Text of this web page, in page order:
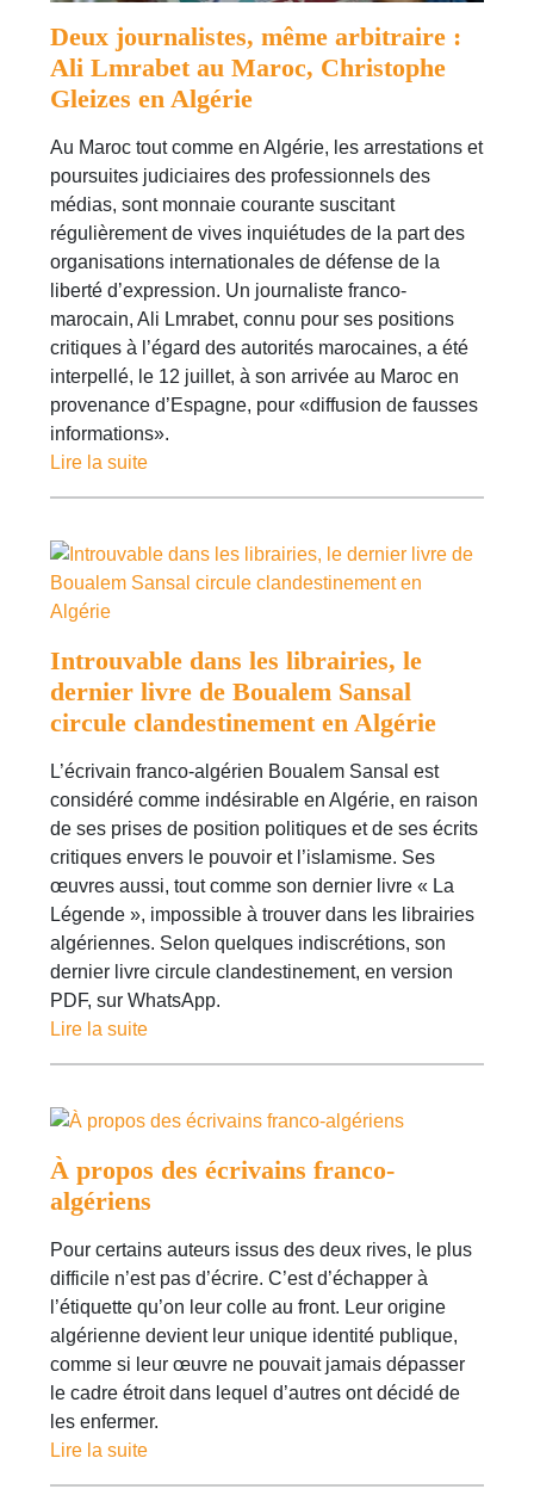
Deux journalistes, même arbitraire :
Ali Lmrabet au Maroc, Christophe
Gleizes en Algérie
Au Maroc tout comme en Algérie, les arrestations et
poursuites judiciaires des professionnels des
médias, sont monnaie courante suscitant
régulièrement de vives inquiétudes de la part des
organisations internationales de défense de la
liberté d’expression. Un journaliste franco-
marocain, Ali Lmrabet, connu pour ses positions
critiques à l’égard des autorités marocaines, a été
interpellé, le 12 juillet, à son arrivée au Maroc en
provenance d’Espagne, pour «diffusion de fausses
informations».
Lire la suite
Introuvable dans les librairies, le
dernier livre de Boualem Sansal
circule clandestinement en Algérie
L’écrivain franco-algérien Boualem Sansal est
considéré comme indésirable en Algérie, en raison
de ses prises de position politiques et de ses écrits
critiques envers le pouvoir et l’islamisme. Ses
œuvres aussi, tout comme son dernier livre « La
Légende », impossible à trouver dans les librairies
algériennes. Selon quelques indiscrétions, son
dernier livre circule clandestinement, en version
PDF, sur WhatsApp.
Lire la suite
À propos des écrivains franco-
algériens
Pour certains auteurs issus des deux rives, le plus
difficile n’est pas d’écrire. C’est d’échapper à
l’étiquette qu’on leur colle au front. Leur origine
algérienne devient leur unique identité publique,
comme si leur œuvre ne pouvait jamais dépasser
le cadre étroit dans lequel d’autres ont décidé de
les enfermer.
Lire la suite